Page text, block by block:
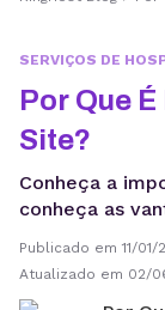
SERVIÇOS DE
Por Que
Site?
Conheça a
conheça as
Publicado em 11/01/
Atualizado em 02/